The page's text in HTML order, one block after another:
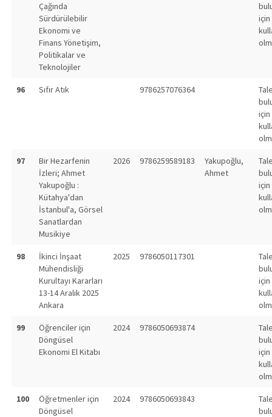
Çağında
Sürdürülebilir
Ekonomi ve
Finans Yönetişim,
Politikalar ve
Teknolojiler
için
96 Sıfır Atık 9786257076364
için
97
Bir Hezarfenin
İzleri; Ahmet
Yakupoğlu :
Kütahya'dan
İstanbul'a, Görsel
Sanatlardan
Musikiye
2026 9786259589183
Yakupoğlu,
Ahmet
için
98
İkinci İnşaat
Mühendisliği
Kurultayı Kararları
13-14 Aralık 2025
Ankara
2025 9786050117301
için
99
Öğrenciler için
Döngüsel
Ekonomi El Kitabı
2024 9786050693874
için
100
Öğretmenler için
Döngüsel
2024 9786050693843